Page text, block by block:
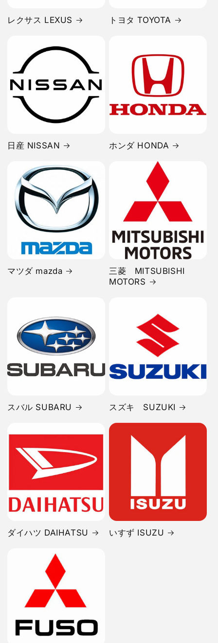
レクサス LEXUS トヨタ TOYOTA
日産 NISSAN ホンダ HONDA
マツダ mazda
三菱 MITSUBISHI
MOTORS
スバル SUBARU スズキ SUZUKI
ダイハツ DAIHATSU いすず ISUZU